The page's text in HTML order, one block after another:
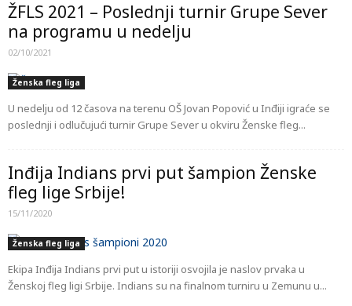
ŽFLS 2021 – Poslednji turnir Grupe Sever
na programu u nedelju
02/10/2021
Ženska fleg liga
U nedelju od 12 časova na terenu OŠ Jovan Popović u Inđiji igraće se
poslednji i odlučujući turnir Grupe Sever u okviru Ženske fleg...
Inđija Indians prvi put šampion Ženske
fleg lige Srbije!
15/11/2020
Ženska fleg liga
Ekipa Inđija Indians prvi put u istoriji osvojila je naslov prvaka u
Ženskoj fleg ligi Srbije. Indians su na finalnom turniru u Zemunu u...